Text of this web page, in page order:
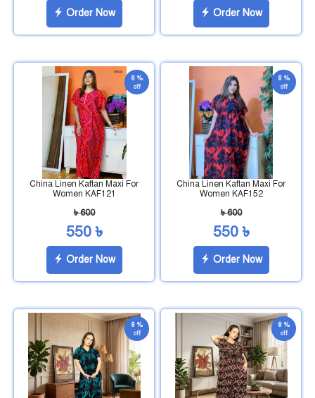
Order Now Order Now
8 %
off
China Linen Kaftan Maxi For
Women KAF121
৳ 600
550 ৳
Order Now
8 %
off
China Linen Kaftan Maxi For
Women KAF152
৳ 600
550 ৳
Order Now
8 %
off
8 %
off